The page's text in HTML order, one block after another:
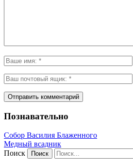
Познавательно
Собор Василия Блаженного
Медный всадник
Поиск